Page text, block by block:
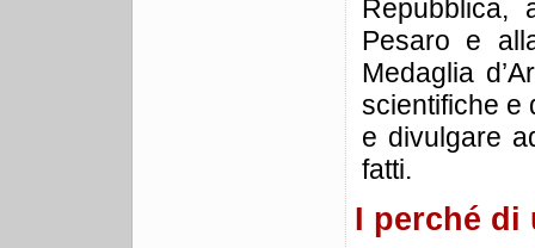
Repubblica,
Pesaro e
Medaglia
scientifiche e
e divulgare
fatti.
I perché di